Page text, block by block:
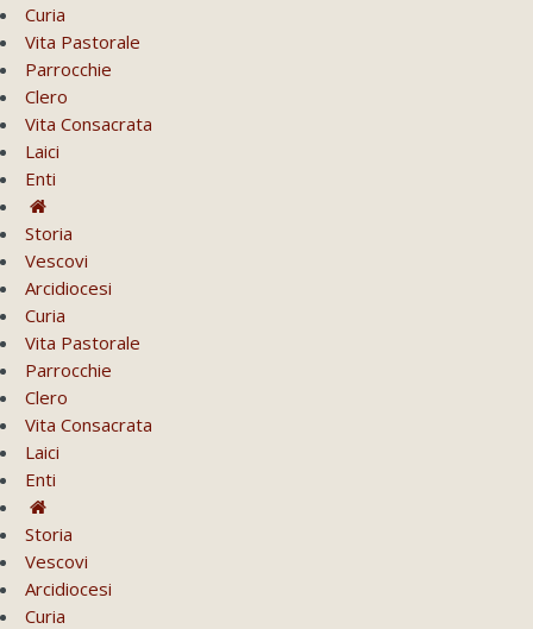
Curia
Vita Pastorale
Parrocchie
Clero
Vita Consacrata
Laici
Enti
Storia
Vescovi
Arcidiocesi
Curia
Vita Pastorale
Parrocchie
Clero
Vita Consacrata
Laici
Enti
Storia
Vescovi
Arcidiocesi
Curia